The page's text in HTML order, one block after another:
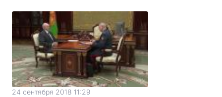
24 сентября 2018 11:29